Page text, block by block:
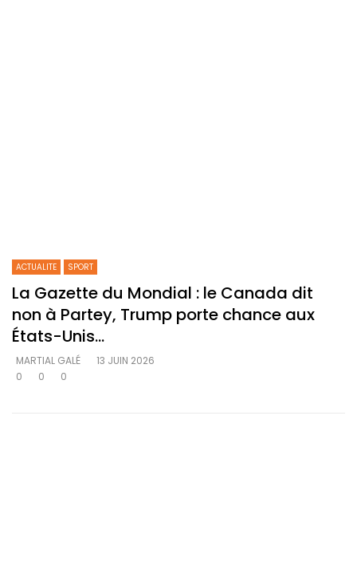
ACTUALITE SPORT
La Gazette du Mondial : le Canada dit
non à Partey, Trump porte chance aux
États-Unis…
MARTIAL GALÉ
13 JUIN 2026
0
0 0